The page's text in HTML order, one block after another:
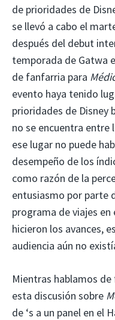
de prioridades de
se llevó a cabo el
después del debut
temporada de Gatwa
de fanfarria para
evento haya tenido
prioridades de Disney
no se encuentra entre
ese lugar no puede
desempeño de los
como razón de la
entusiasmo por parte
programa de viajes
hicieron los avances,
audiencia aún no
Mientras hablamos
esta discusión sobre
de ‘s a un panel en el